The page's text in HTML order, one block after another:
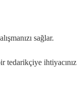
sağlar.
tedarikçiye